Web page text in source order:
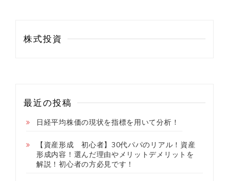
株式投資
最近の投稿
日経平均株価の現状を指標を用いて分析！
【資産形成 初心者】30代パパのリアル！資産
形成内容！選んだ理由やメリットデメリットを
解説！初心者の方必見です！